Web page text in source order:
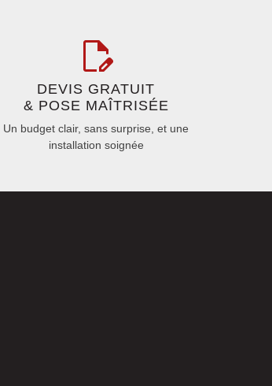
DEVIS GRATUIT
& POSE MAÎTRISÉE
Un budget clair, sans surprise, et une
installation soignée